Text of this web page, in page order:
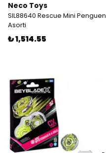
Neco Toys
SIL88640 Rescue Mini Penguen
Asorti
₺ 1,514.55